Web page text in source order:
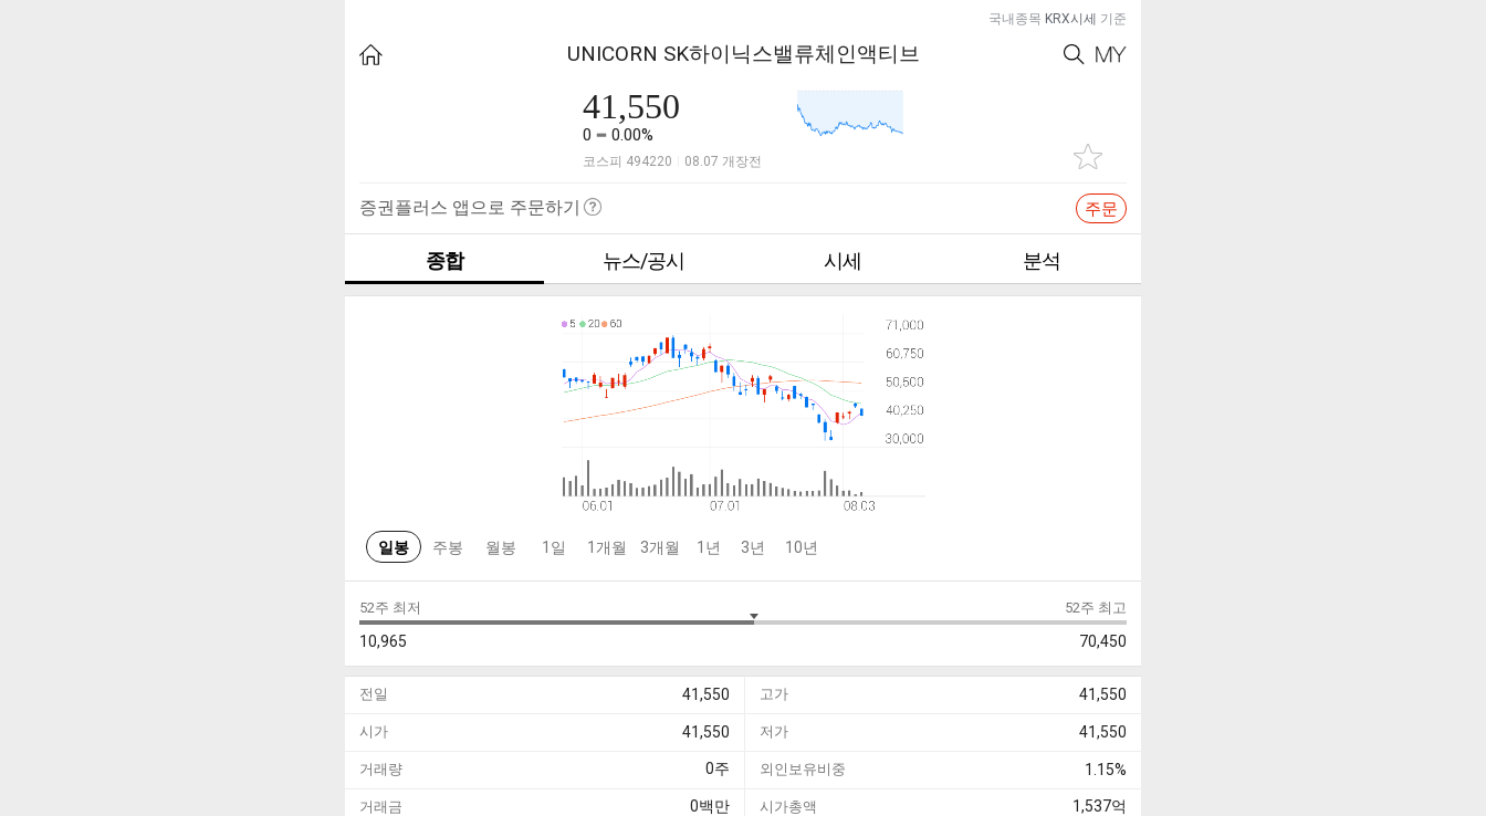
국내종목 KRX시세 기준
UNICORN SK하이닉스밸류체인액티브
41,550
0 0.00%
코스피 494220 08.07 개장전
증권플러스 앱으로 주문하기 주문
종합 뉴스/공시 시세 분석
일봉 주봉 월봉 1일 1개월 3개월 1년 3년 10년
52주 최저
10,965
52주 최고
70,450
전일 41,550 고가 41,550
시가 41,550 저가 41,550
거래량 0주 외인보유비중 1.15%
거래금 0백만 시가총액 1,537억